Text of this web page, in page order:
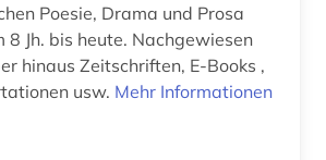
Poesie, Drama und Prosa
8 Jh. bis heute. Nachgewiesen
E-Books ,
usw. Mehr Informationen